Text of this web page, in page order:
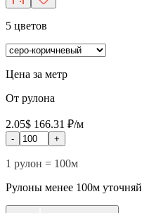
5 цветов
Цена за метр
От рулона
2.05$ 166.31 ₽/м
- +
1 рулон = 100м
Рулоны менее 100м